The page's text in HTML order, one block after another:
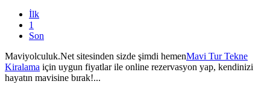
İlk
1
Son
Maviyolculuk.Net sitesinden sizde şimdi hemenMavi Tur Tekne
Kiralama için uygun fiyatlar ile online rezervasyon yap, kendinizi
hayatın mavisine bırak!...